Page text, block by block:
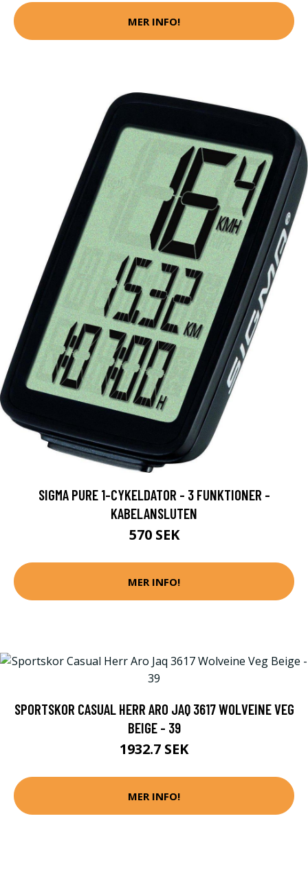
MER INFO!
SIGMA PURE 1-CYKELDATOR - 3 FUNKTIONER -
KABELANSLUTEN
570 SEK
MER INFO!
SPORTSKOR CASUAL HERR ARO JAQ 3617 WOLVEINE VEG
BEIGE - 39
1932.7 SEK
MER INFO!